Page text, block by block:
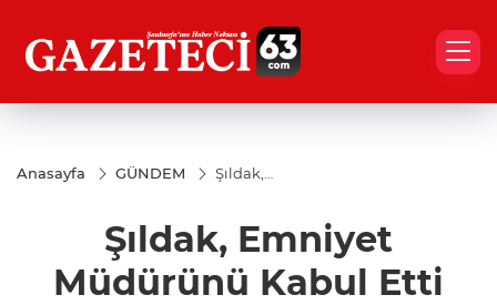
Anasayfa GÜNDEM
Şıldak,
Kabul Etti
Şıldak, Emniyet
Müdürünü Kabul Etti